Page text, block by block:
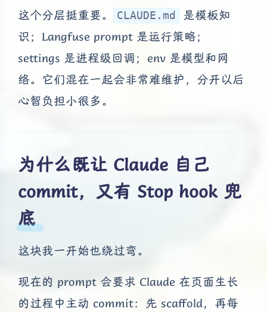
这个分层挺重要。 CLAUDE.md
是模板知
识；Langfuse prompt 是运行策略；
settings 是进程级回调；env 是模型和网
络。它们混在一起会非常难维护，分开以后
心智负担小很多。
为什么既让 Claude 自己
commit，又有 Stop hook 兜
底
这块我一开始也绕过弯。
现在的 prompt 会要求 Claude 在页面生长
的过程中主动 commit：先 scaffold，再每